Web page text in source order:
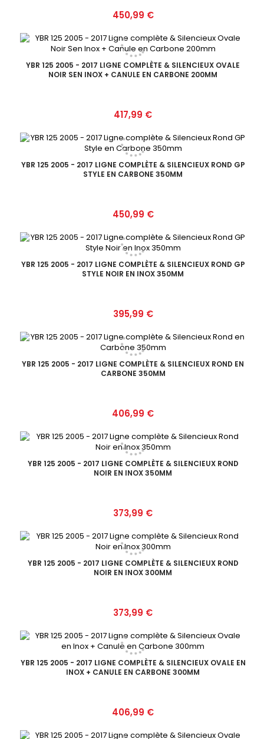
Prix
450,99 €
YBR 125 2005 - 2017 LIGNE COMPLÈTE & SILENCIEUX OVALE
NOIR SEN INOX + CANULE EN CARBONE 200MM
Prix
417,99 €
YBR 125 2005 - 2017 LIGNE COMPLÈTE & SILENCIEUX ROND GP
STYLE EN CARBONE 350MM
Prix
450,99 €
YBR 125 2005 - 2017 LIGNE COMPLÈTE & SILENCIEUX ROND GP
STYLE NOIR EN INOX 350MM
Prix
395,99 €
YBR 125 2005 - 2017 LIGNE COMPLÈTE & SILENCIEUX ROND EN
CARBONE 350MM
Prix
406,99 €
YBR 125 2005 - 2017 LIGNE COMPLÈTE & SILENCIEUX ROND
NOIR EN INOX 350MM
Prix
373,99 €
YBR 125 2005 - 2017 LIGNE COMPLÈTE & SILENCIEUX ROND
NOIR EN INOX 300MM
Prix
373,99 €
YBR 125 2005 - 2017 LIGNE COMPLÈTE & SILENCIEUX OVALE EN
INOX + CANULE EN CARBONE 300MM
Prix
406,99 €